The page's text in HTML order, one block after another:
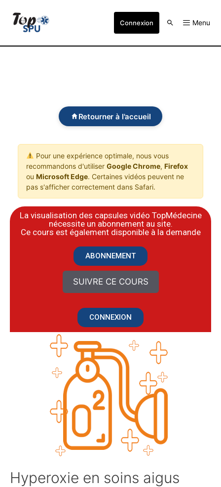
Connexion Menu
Retourner à l'accueil
Pour une expérience optimale, nous vous
recommandons d'utiliser Google Chrome, Firefox
ou Microsoft Edge. Certaines vidéos peuvent ne
pas s'afficher correctement dans Safari.
La visualisation des capsules vidéo TopMédecine
nécessite un abonnement au site.
​Ce cours est également disponible à la demande
ABONNEMENT
SUIVRE CE COURS
CONNEXION
Hyperoxie en soins aigus